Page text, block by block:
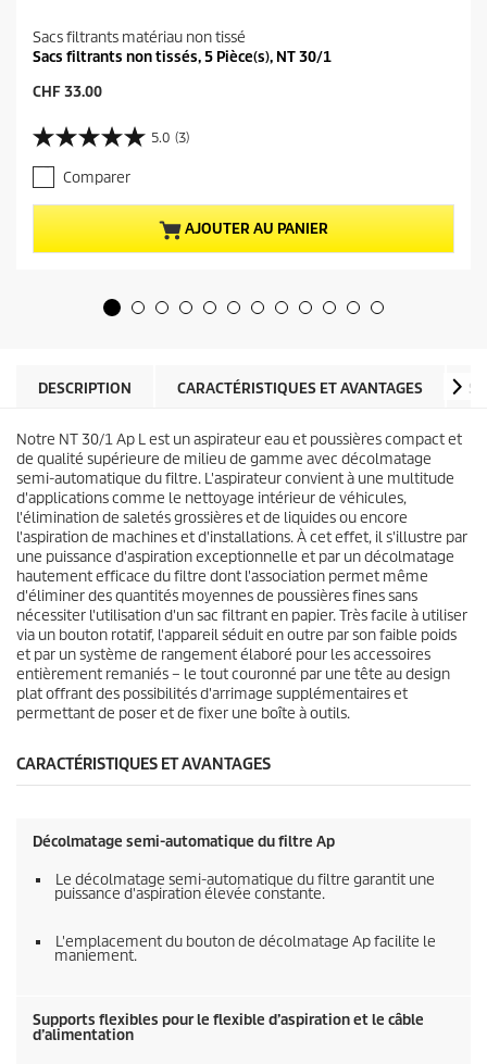
Sacs filtrants matériau non tissé
Sacs filtrants non tissés, 5 Pièce(s), NT 30/1
P
i
x
a
c
t
u
d
t
CHF 33.00
5.0 (3)
5
.
0
s
r
e
3
a
v
i
s
Comparer
AJOUTER AU PANIER
DESCRIPTION CARACTÉRISTIQUES ET AVANTAGES
Notre NT 30/1 Ap L est un aspirateur eau et poussières compact et
de qualité supérieure de milieu de gamme avec décolmatage
semi-automatique du filtre. L'aspirateur convient à une multitude
d'applications comme le nettoyage intérieur de véhicules,
l'élimination de saletés grossières et de liquides ou encore
l'aspiration de machines et d'installations. À cet effet, il s'illustre par
une puissance d'aspiration exceptionnelle et par un décolmatage
hautement efficace du filtre dont l'association permet même
d'éliminer des quantités moyennes de poussières fines sans
nécessiter l'utilisation d'un sac filtrant en papier. Très facile à utiliser
via un bouton rotatif, l'appareil séduit en outre par son faible poids
et par un système de rangement élaboré pour les accessoires
entièrement remaniés – le tout couronné par une tête au design
plat offrant des possibilités d'arrimage supplémentaires et
permettant de poser et de fixer une boîte à outils.
CARACTÉRISTIQUES ET AVANTAGES
Décolmatage semi-automatique du filtre Ap
Le décolmatage semi-automatique du filtre garantit une
puissance d'aspiration élevée constante.
L'emplacement du bouton de décolmatage Ap facilite le
maniement.
Supports flexibles pour le flexible d’aspiration et le câble
d’alimentation